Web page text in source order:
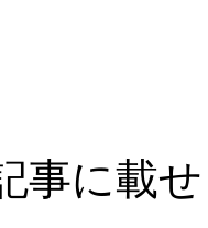
事に載